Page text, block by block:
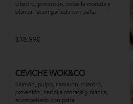
cilantro, pimentón, cebolla morada y
blanca,  acompañado con palta
$18.990
CEVICHE WOK&CO
Salmón, pulpo, camarón, cilantro,
pimentón, cebolla morada y blanca,
acompañado con palta